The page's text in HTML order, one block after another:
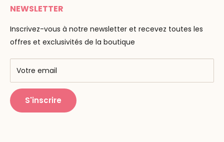
Livraison
F.A.Q
Maria Montessori
La pédagogie
Nos marques
Centres de formation
Public Montessori
NEWSLETTER
Inscrivez-vous à notre newsletter et recevez toutes les
offres et exclusivités de la boutique
Votre email
S'inscrire